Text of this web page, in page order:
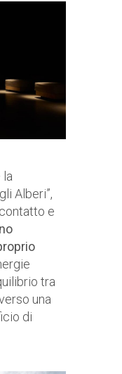
la
Alberi”,
e
tra
una
di